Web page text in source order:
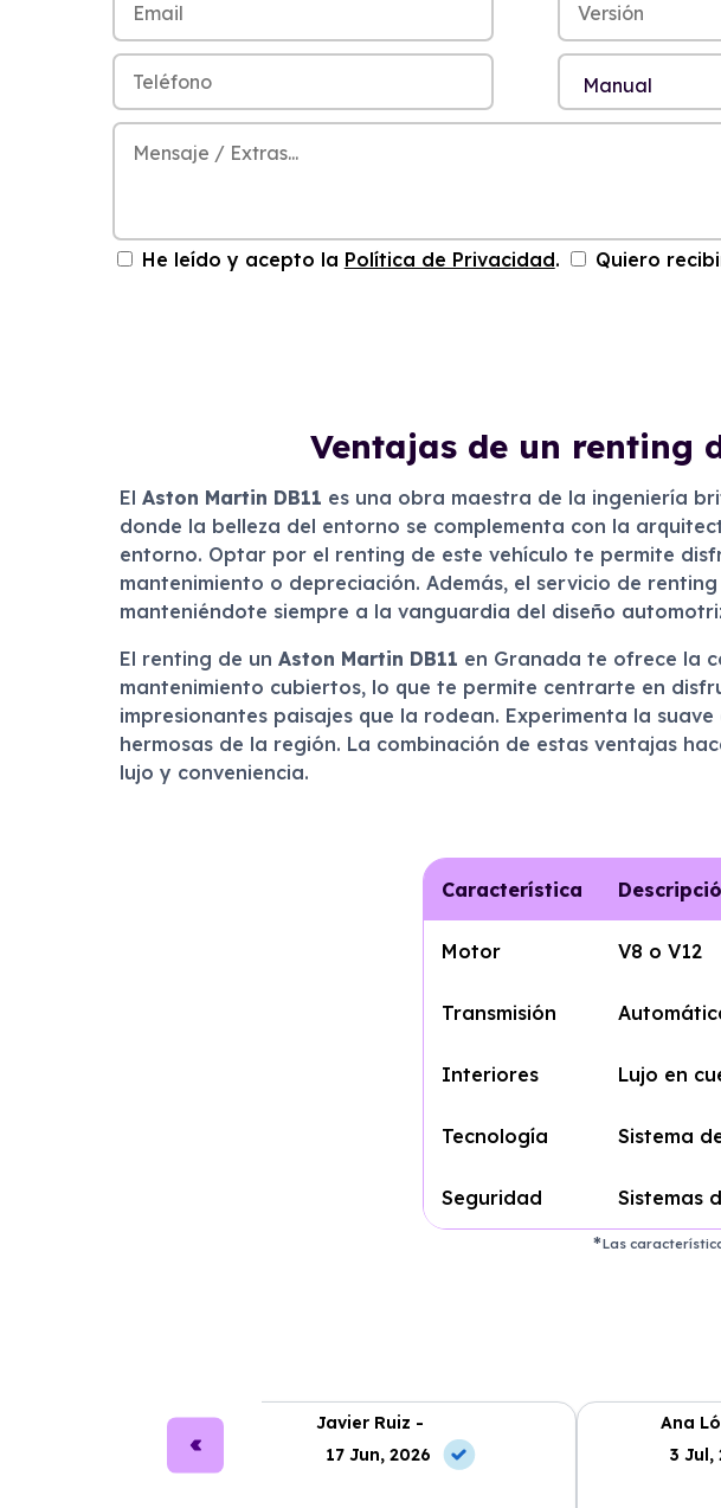
He leído y acepto la Política de Privacidad. Quiero
Ventajas de un renting
El Aston Martin DB11 es una obra maestra de la ingeniería
donde la belleza del entorno se complementa con la
entorno. Optar por el renting de este vehículo te permite
mantenimiento o depreciación. Además, el servicio de
manteniéndote siempre a la vanguardia del diseño
El renting de un Aston Martin DB11 en Granada te ofrece la
mantenimiento cubiertos, lo que te permite centrarte en
impresionantes paisajes que la rodean. Experimenta la
hermosas de la región. La combinación de estas ventajas
lujo y conveniencia.
Característica
Motor V8 o V12
Transmisión
Interiores Lujo en
Tecnología Sistema
Seguridad Sistemas
Las
Javier Ruiz -
17 Jun, 2026
Ana
3 Jul,